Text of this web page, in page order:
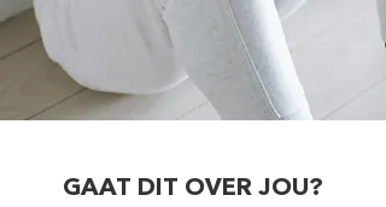
GAAT DIT OVER JOU?